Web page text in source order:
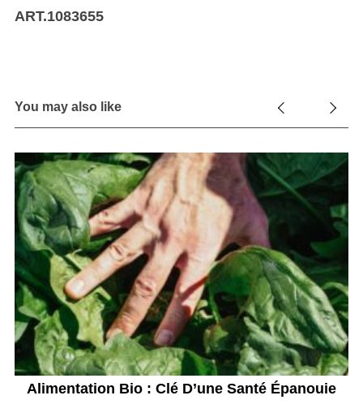
ART.1083655
You may also like
Alimentation Bio : Clé D’une Santé Épanouie